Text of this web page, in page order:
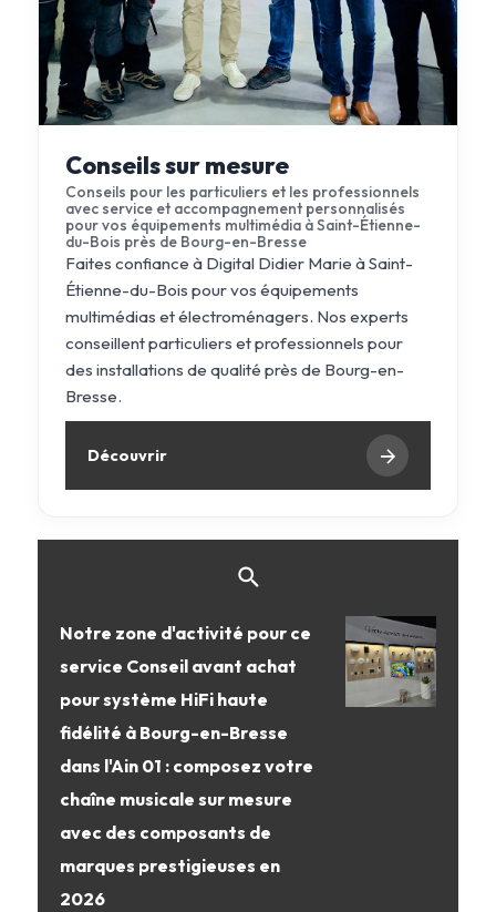
Conseils sur mesure
Conseils pour les particuliers et les professionnels
avec service et accompagnement personnalisés
pour vos équipements multimédia à Saint-Étienne-
du-Bois près de Bourg-en-Bresse
Faites confiance à Digital Didier Marie à Saint-
Étienne-du-Bois pour vos équipements
multimédias et électroménagers. Nos experts
conseillent particuliers et professionnels pour
des installations de qualité près de Bourg-en-
Bresse.
Découvrir
Notre zone d'activité pour ce
service Conseil avant achat
pour système HiFi haute
fidélité à Bourg-en-Bresse
dans l'Ain 01 : composez votre
chaîne musicale sur mesure
avec des composants de
marques prestigieuses en
2026